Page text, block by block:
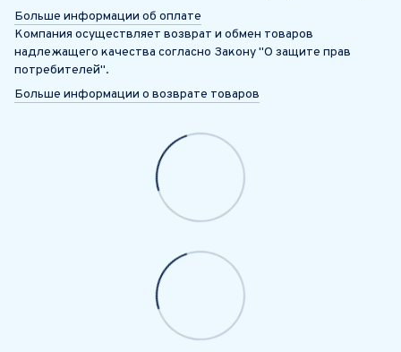
Больше информации об оплате
Компания осуществляет возврат и обмен товаров
надлежащего качества согласно Закону "О защите прав
потребителей".
Больше информации о возврате товаров